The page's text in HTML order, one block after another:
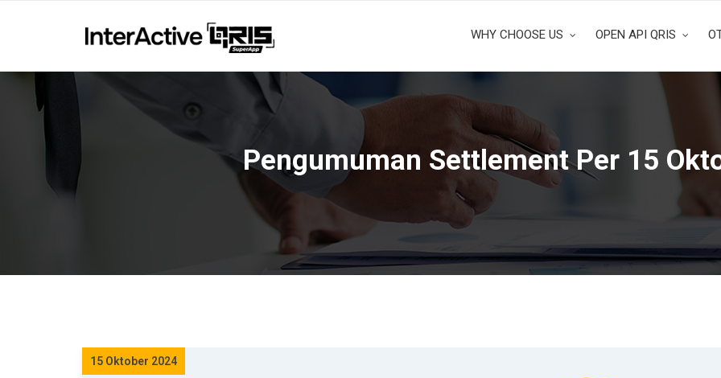
WHY CHOOSE US OPEN API QRIS
Pengumuman Settlement Per 15
15 Oktober 2024